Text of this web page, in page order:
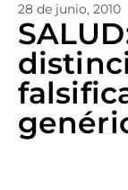
28 de junio, 2010